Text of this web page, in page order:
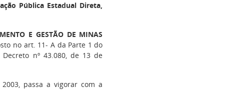
Pública Estadual Direta,
E GESTÃO DE MINAS
no art. 11- A da Parte 1 do
Decreto nº 43.080, de 13 de
passa a vigorar com a